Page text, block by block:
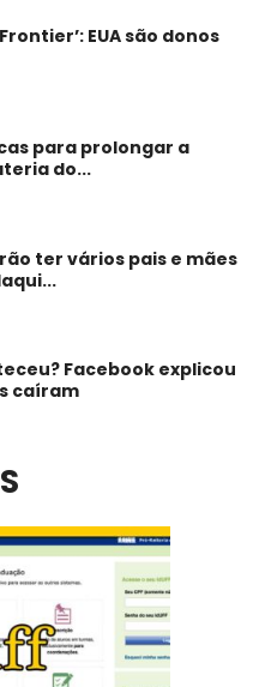
EUA são donos
para prolongar a
do...
ter vários pais e mães
Facebook explicou
caíram